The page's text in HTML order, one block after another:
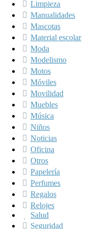
Limpieza
Manualidades
Mascotas
Material escolar
Moda
Modelismo
Motos
Móviles
Movilidad
Muebles
Música
Niños
Noticias
Oficina
Otros
Papelería
Perfumes
Regalos
Relojes
Salud
Seguridad